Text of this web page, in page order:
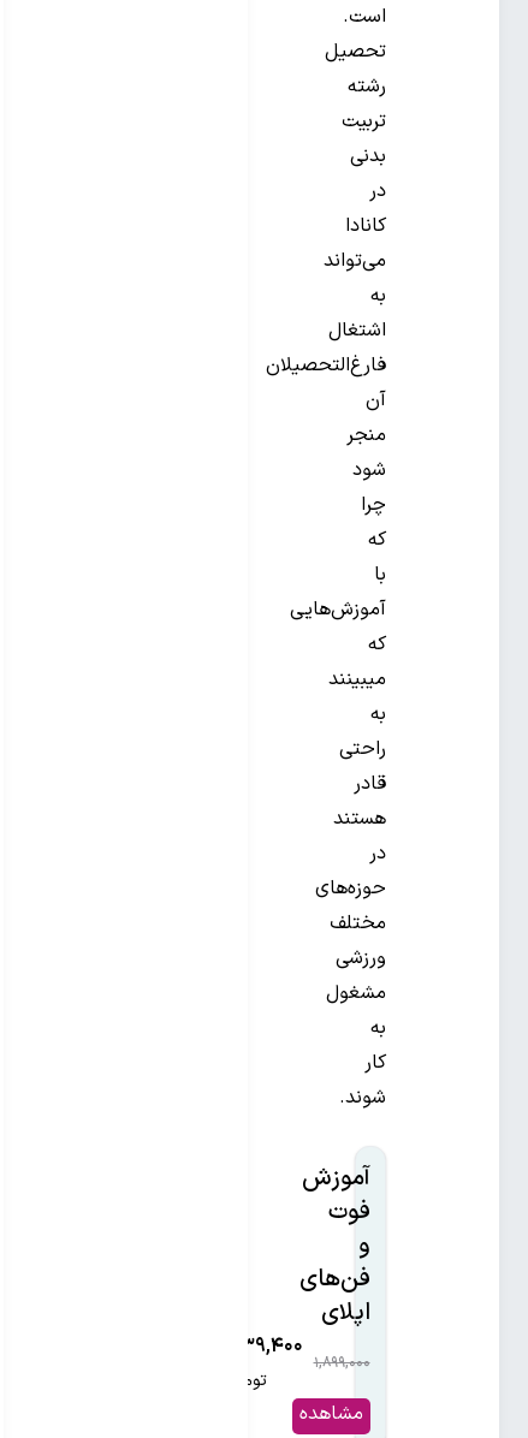
است.
تحصیل
رشته
تربیت
بدنی
در
کانادا
می‌تواند
به
اشتغال
فارغ‌التحصیلان
آن
منجر
شود
چرا
که
با
آموزش‌هایی
که
میبینند
به
راحتی
قادر
هستند
در
حوزه‌های
مختلف
ورزشی
مشغول
به
کار
شوند.
آموزش
فوت
و
فن‌های
اپلای
۱,۸۹۹,۰۰۰
۱,۱۳۹,۴۰۰
تومان
مشاهده